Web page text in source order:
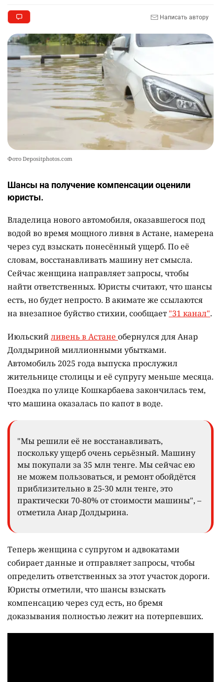
10
2340 1 22
Написать автору
Фото Depositphotos.com
Шансы на получение компенсации оценили
юристы.
Владелица нового автомобиля, оказавшегося под
водой во время мощного ливня в Астане, намерена
через суд взыскать понесённый ущерб. По её
словам, восстанавливать машину нет смысла.
Сейчас женщина направляет запросы, чтобы
найти ответственных. Юристы считают, что шансы
есть, но будет непросто. В акимате же ссылаются
на внезапное буйство стихии, сообщает "31 канал".
Июльскийливень в Астане обернулся для Анар
Долдыриной миллионными убытками.
Автомобиль 2025 года выпуска прослужил
жительнице столицы и её супругу меньше месяца.
Поездка по улице Кошкарбаева закончилась тем,
что машина оказалась по капот в воде.
"Мы решили её не восстанавливать,
поскольку ущерб очень серьёзный. Машину
мы покупали за 35 млн тенге. Мы сейчас ею
не можем пользоваться, и ремонт обойдётся
приблизительно в 25-30 млн тенге, это
практически 70-80% от стоимости машины", –
отметила Анар Долдырина.
Теперь женщина с супругом и адвокатами
собирает данные и отправляет запросы, чтобы
определить ответственных за этот участок дороги.
Юристы отметили, что шансы взыскать
компенсацию через суд есть, но бремя
доказывания полностью лежит на потерпевших.